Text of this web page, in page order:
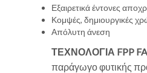
Εξαιρετικά έντονες
Κομψές, δημιουργικές
Απόλυτη άνεση
ΤΕΧΝΟΛΟΓΙΑ FPP
παράγωγο φυτικής